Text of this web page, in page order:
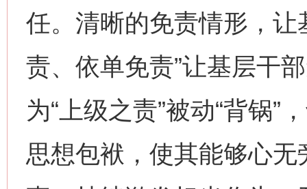
任。清晰的免责情形，让
责、依单免责”让基层干
为“上级之责”被动“背锅”
思想包袱，使其能够心